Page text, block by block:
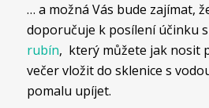
… a možná Vás bude zajímat,
doporučuje k posílení účinku
rubín, který můžete jak nosit
večer vložit do sklenice s
pomalu upíjet.